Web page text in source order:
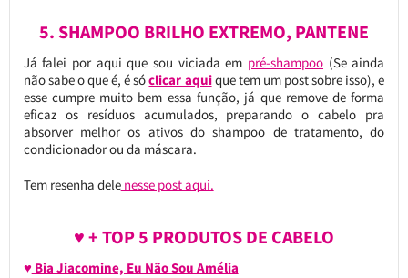
5. SHAMPOO BRILHO EXTREMO, PANTENE
Já falei por aqui que sou viciada em pré-shampoo (Se ainda
não sabe o que é, é sóclicar aquique tem um post sobre isso), e
esse cumpre muito bem essa função, já que remove de forma
eficaz os resíduos acumulados, preparando o cabelo pra
absorver melhor os ativos do shampoo de tratamento, do
condicionador ou da máscara.
Tem resenha delenesse post aqui.
♥ + TOP 5 PRODUTOS DE CABELO
♥Bia Jiacomine, Eu Não Sou Amélia